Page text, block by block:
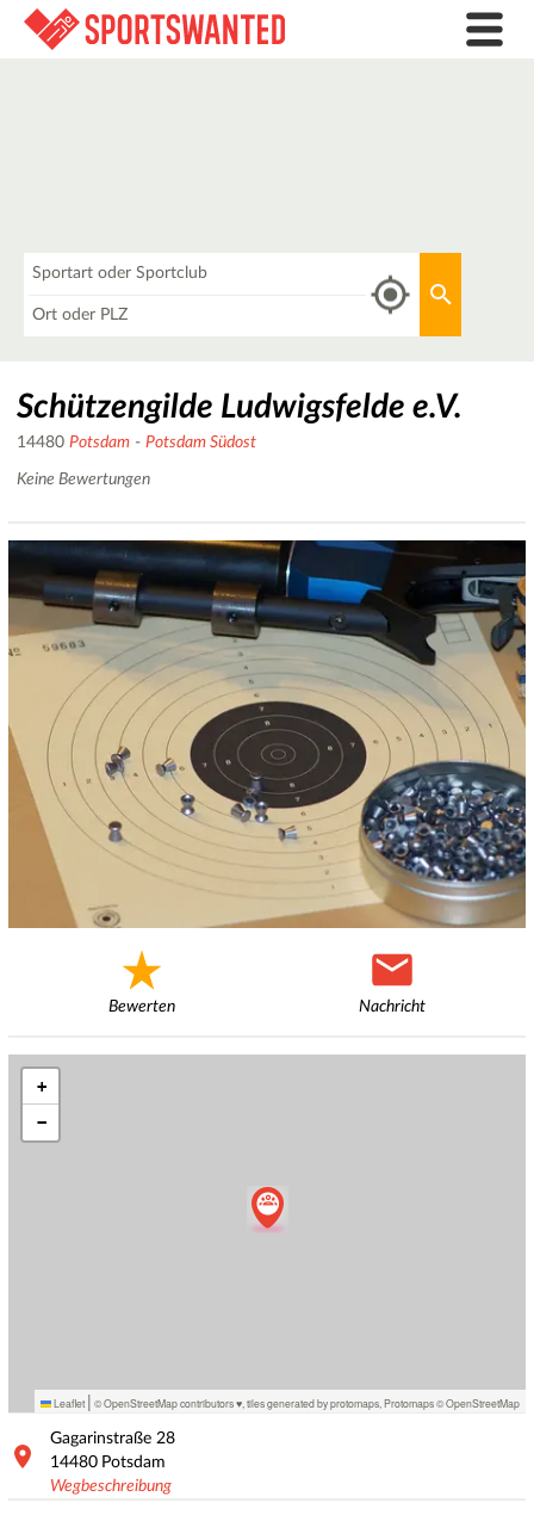
Schützengilde Ludwigsfelde e.V.
14480 Potsdam - Potsdam Südost
Keine Bewertungen
Bewerten Nachricht
+
−
Leaflet | © OpenStreetMap contributors ♥, tiles generated by protomaps Protomaps©OpenStreetMap
Gagarinstraße 28
14480 Potsdam
Wegbeschreibung